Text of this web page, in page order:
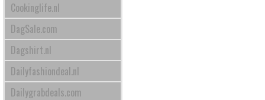
Cookinglife.nl
DagSale.com
Dagshirt.nl
Dailyfashiondeal.nl
Dailygrabdeals.com